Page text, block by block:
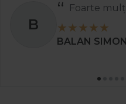
B
Foarte
BALAN